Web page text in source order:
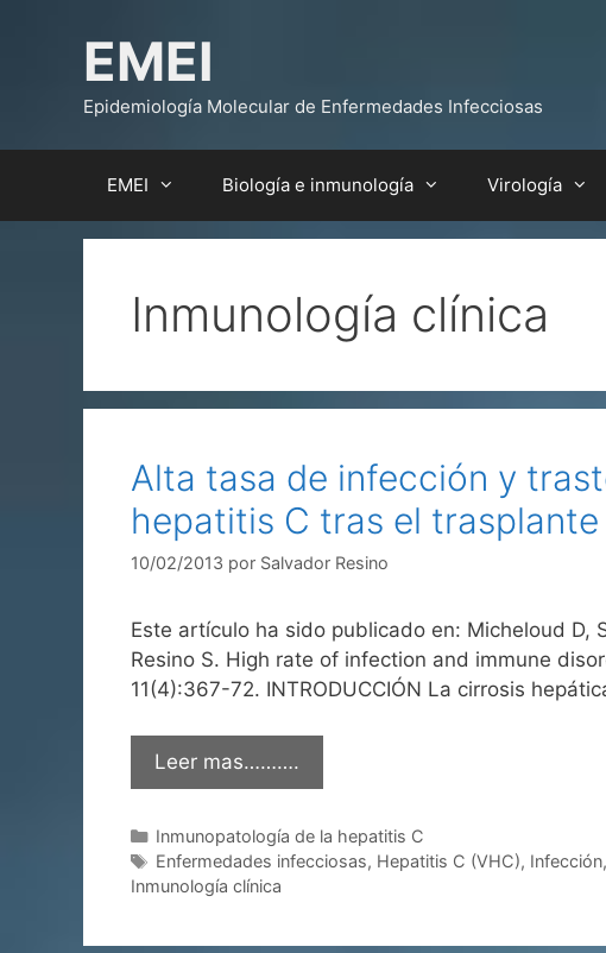
EMEI
Epidemiología Molecular de Enfermedades Infecciosas
EMEI Biología e inmunología Virología
Inmunología clínica
Alta tasa de infección y
hepatitis C tras el
10/02/2013 por Salvador Resino
Este artículo ha sido publicado en: Micheloud D,
Resino S. High rate of infection and immune
11(4):367-72. INTRODUCCIÓN La cirrosis
Leer mas……….
Categorías
Inmunopatología de la hepatitis C
Etiquetas
Enfermedades infecciosas, Hepatitis C (VHC), Infección,
Inmunología clínica